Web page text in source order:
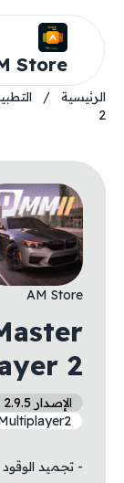
Store
الرئيسية /
2
AM Store
2
الإصدار 2.9.5
- تجميد الوقود